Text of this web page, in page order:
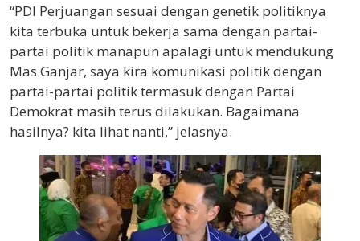
“PDI Perjuangan sesuai dengan genetik politiknya
kita terbuka untuk bekerja sama dengan partai-
partai politik manapun apalagi untuk mendukung
Mas Ganjar, saya kira komunikasi politik dengan
partai-partai politik termasuk dengan Partai
Demokrat masih terus dilakukan. Bagaimana
hasilnya? kita lihat nanti,” jelasnya.